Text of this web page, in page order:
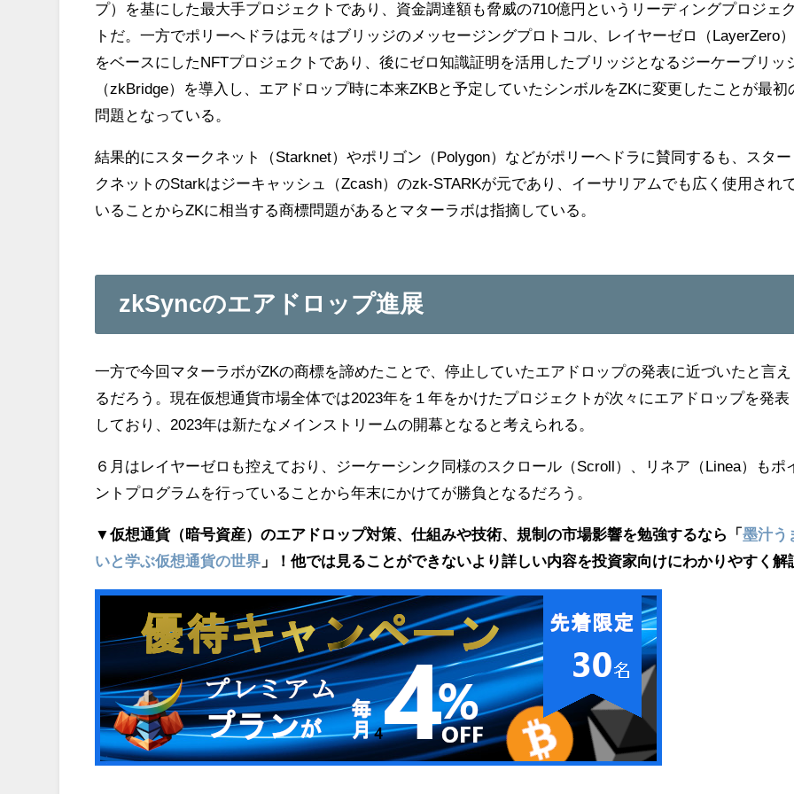
プ）を基にした最大手プロジェクトであり、資金調達額も脅威の710億円というリーディングプロジェク
トだ。一方でポリーヘドラは元々はブリッジのメッセージングプロトコル、レイヤーゼロ（LayerZero）
をベースにしたNFTプロジェクトであり、後にゼロ知識証明を活用したブリッジとなるジーケーブリッ
（zkBridge）を導入し、エアドロップ時に本来ZKBと予定していたシンボルをZKに変更したことが最初
問題となっている。
結果的にスタークネット（Starknet）やポリゴン（Polygon）などがポリーヘドラに賛同するも、スター
クネットのStarkはジーキャッシュ（Zcash）のzk-STARKが元であり、イーサリアムでも広く使用され
いることからZKに相当する商標問題があるとマターラボは指摘している。
zkSyncのエアドロップ進展
一方で今回マターラボがZKの商標を諦めたことで、停止していたエアドロップの発表に近づいたと言え
るだろう。現在仮想通貨市場全体では2023年を１年をかけたプロジェクトが次々にエアドロップを発表
しており、2023年は新たなメインストリームの開幕となると考えられる。
６月はレイヤーゼロも控えており、ジーケーシンク同様のスクロール（Scroll）、リネア（Linea）もポ
ントプログラムを行っていることから年末にかけてが勝負となるだろう。
▼仮想通貨（暗号資産）のエアドロップ対策、仕組みや技術、規制の市場影響を勉強するなら「墨汁う
いと学ぶ仮想通貨の世界 」！他では見ることができないより詳しい内容を投資家向けにわかりやすく解